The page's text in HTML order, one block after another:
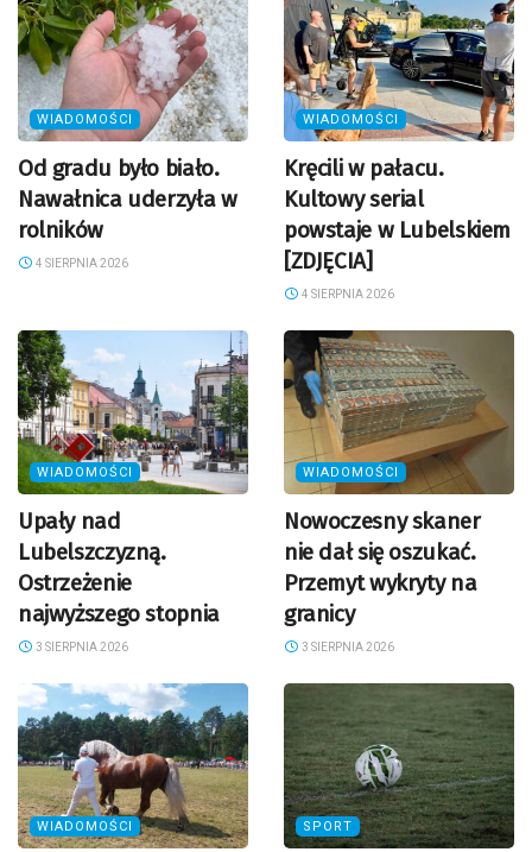
WIADOMOŚCI
Od gradu było biało.
Nawałnica uderzyła w
rolników
4 SIERPNIA 2026
WIADOMOŚCI
Kręcili w pałacu.
Kultowy serial
powstaje w Lubelskiem
[ZDJĘCIA]
4 SIERPNIA 2026
WIADOMOŚCI
Upały nad
Lubelszczyzną.
Ostrzeżenie
najwyższego stopnia
3 SIERPNIA 2026
WIADOMOŚCI
Nowoczesny skaner
nie dał się oszukać.
Przemyt wykryty na
granicy
3 SIERPNIA 2026
WIADOMOŚCI SPORT